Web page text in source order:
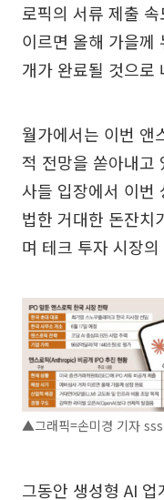
로픽의 서류 제출
이르면 올해 가을께
개가 완료될 것으로
월가에서는 이번 앤
적 전망을 쏟아내고
사들 입장에서 이번
법한 거대한 돈잔치
며 테크 투자 시장
▲그래픽=손미경 기자
그동안 생성형 AI